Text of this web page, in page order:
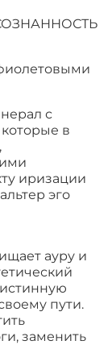
с
в
иризации
эго
ауру и
пути.
заменить